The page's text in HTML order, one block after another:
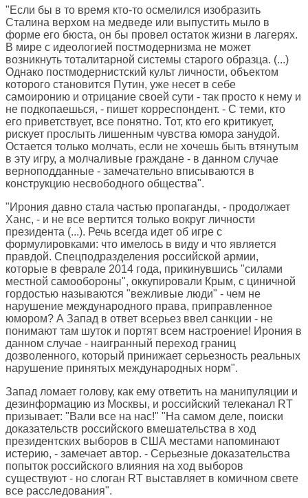
"Если бы в то время кто-то осмелился изобразить
Сталина верхом на медведе или выпустить мыло в
форме его бюста, он бы провел остаток жизни в лагерях.
В мире с идеологией постмодернизма не может
возникнуть тоталитарной системы старого образца. (...)
Однако постмодернистский культ личности, объектом
которого становится Путин, уже несет в себе
самоиронию и отрицание своей сути - так просто к нему и
не подкопаешься, - пишет корреспондент. - С теми, кто
его приветствует, все понятно. Тот, кто его критикует,
рискует прослыть лишенным чувства юмора занудой.
Остается только молчать, если не хочешь быть втянутым
в эту игру, а молчаливые граждане - в данном случае
верноподданные - замечательно вписываются в
конструкцию несвободного общества".
"Ирония давно стала частью пропаганды, - продолжает
Ханс, - и не все вертится только вокруг личности
президента (...). Речь всегда идет об игре с
формулировками: что имелось в виду и что является
правдой. Спецподразделения российской армии,
которые в феврале 2014 года, прикинувшись "силами
местной самообороны", оккупировали Крым, с циничной
гордостью называются "вежливые люди" - чем не
нарушение международного права, приправленное
юмором? А Запад в ответ всерьез ввел санкции - не
понимают там шуток и портят всем настроение! Ирония в
данном случае - наигранный переход границ
дозволенного, который принижает серьезность реальных
нарушение принятых международных норм".
Запад ломает голову, как ему ответить на манипуляции и
дезинформацию из Москвы, и российский телеканал RT
призывает: "Вали все на нас!" "На самом деле, поиски
доказательств российского вмешательства в ход
президентских выборов в США местами напоминают
истерию, - замечает автор. - Серьезные доказательства
попыток российского влияния на ход выборов
существуют - но слоган RT выставляет в комичном свете
все расследования".